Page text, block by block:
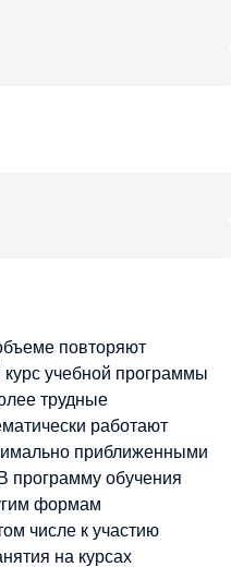
повторяют
учебной программы
трудные
работают
приближенными
программу обучения
формам
числе к участию
на курсах